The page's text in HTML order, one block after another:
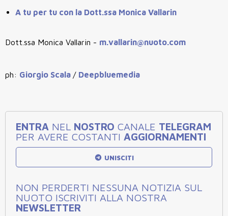
A tu per tu con la Dott.ssa Monica Vallarin
Dott.ssa Monica Vallarin - m.vallarin@nuoto.com
ph: Giorgio Scala / Deepbluemedia
ENTRA NEL NOSTRO CANALE TELEGRAM
PER AVERE COSTANTI AGGIORNAMENTI
UNISCITI
NON PERDERTI NESSUNA NOTIZIA SUL
NUOTO ISCRIVITI ALLA NOSTRA
NEWSLETTER